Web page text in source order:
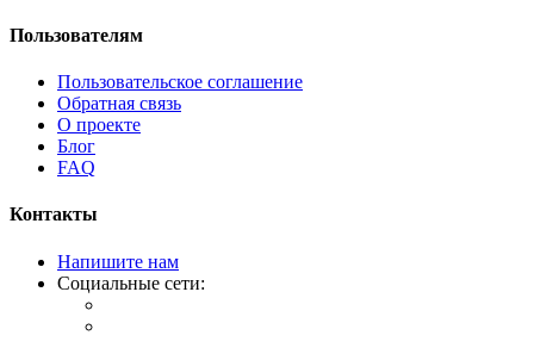
Пользователям
Пользовательское соглашение
Обратная связь
О проекте
Блог
FAQ
Контакты
Напишите нам
Социальные сети: